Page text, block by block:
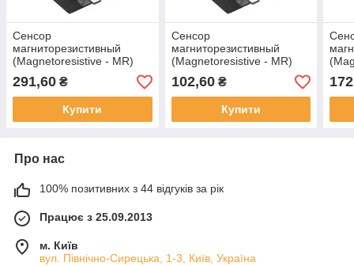
Сенсор
магниторезистивный
(Magnetoresistive - MR)
ABH001-00 (NVE)
291,60 ₴
Купити
Сенсор
магниторезистивный
(Magnetoresistive - MR)
ABL004-00E (NVE)
102,60₴
Купити
Про нас
100% позитивних з 44 відгуків за рік
Працює з 25.09.2013
м. Київ
вул. Північно-Сирецька, 1-3, Київ, Україна